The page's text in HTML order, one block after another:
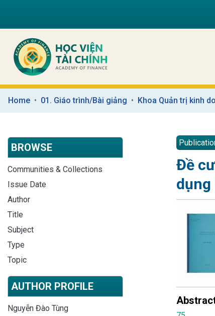
Home 01. Giáo trình/Bài giảng Khoa Quản trị kinh
BROWSE
Communities & Collections
Issue Date
Author
Title
Subject
Type
Topic
AUTHOR PROFILE
Nguyễn Đào Tùng
Đề
dụng